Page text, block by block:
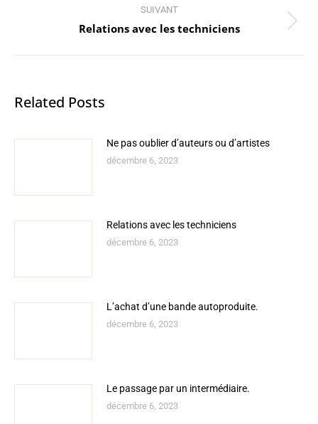
:
SUIVANT
Article
:
Relations avec les techniciens
Related Posts
Ne pas oublier d’auteurs ou d’artistes
décembre 6, 2023
Relations avec les techniciens
décembre 6, 2023
L’achat d’une bande autoproduite.
décembre 6, 2023
Le passage par un intermédiaire.
décembre 6, 2023